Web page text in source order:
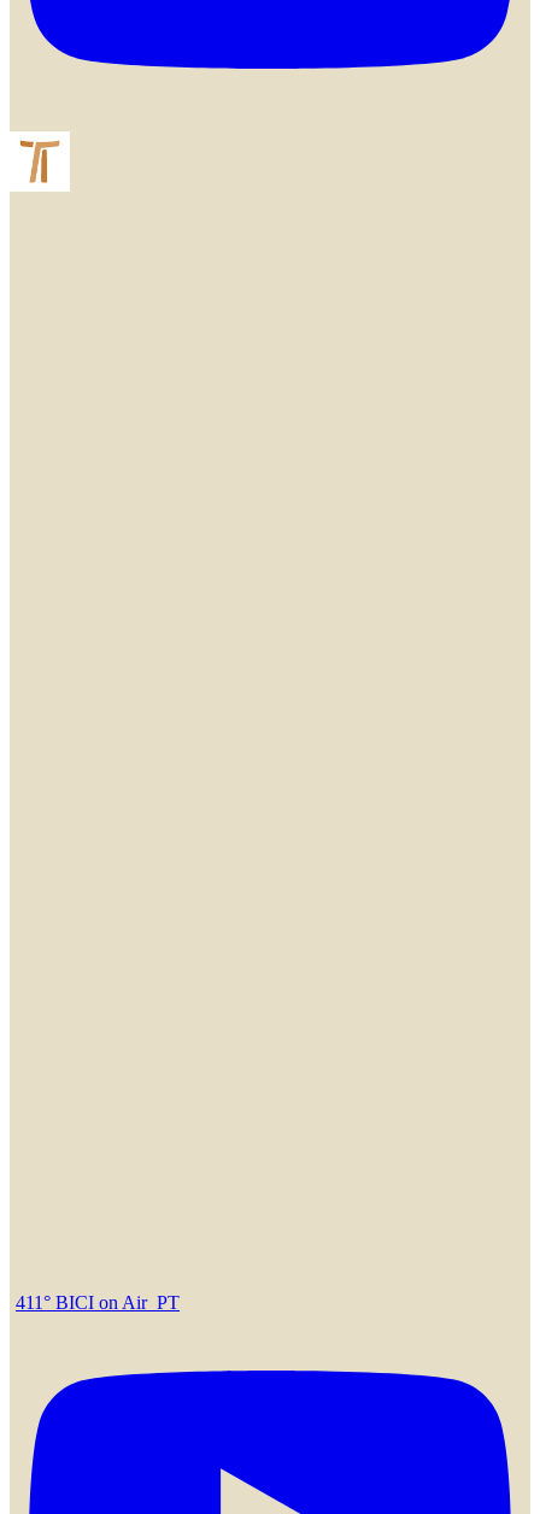
411° BICI on Air_PT